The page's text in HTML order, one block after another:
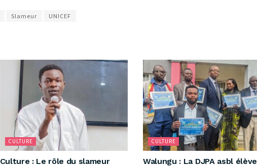
Slameur UNICEF
CULTURE
Culture : Le rôle du slameur
CULTURE
Walungu : La DJPA asbl élève